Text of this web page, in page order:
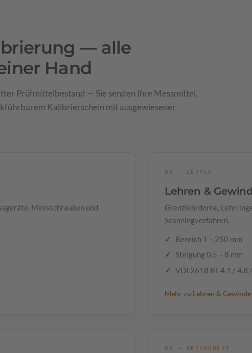
— alle
Hand
Prüfmittelbestand — Sie senden Ihre Messmittel,
Kalibrierschein mit ausgewiesener
Messschrauben und
02 — LEHREN
Lehren &
Grenzlehrdorne,
Scanningverfahren.
Bereich 1 – 250 mm
Steigung 0,5 – 8 mm
VDI 2618 Bl. 4.1 / 4.8
Mehr zu Lehren &
04 — DREHMOMENT